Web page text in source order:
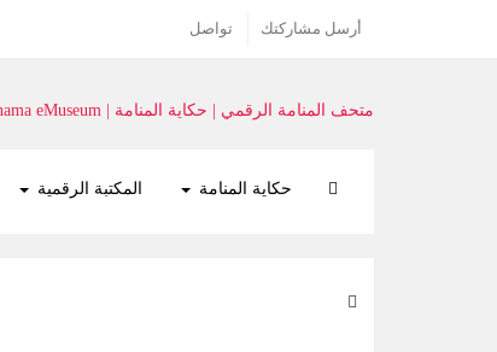
تواصل أرسل مشاركتك
حكاية المنامة المكتبة الرقمية